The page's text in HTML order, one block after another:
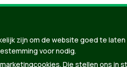
zijn om de website goed te
voor nodig.
Die stellen ons in